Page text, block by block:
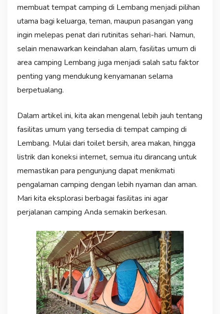
membuat tempat camping di Lembang menjadi pilihan
utama bagi keluarga, teman, maupun pasangan yang
ingin melepas penat dari rutinitas sehari-hari. Namun,
selain menawarkan keindahan alam, fasilitas umum di
area camping Lembang juga menjadi salah satu faktor
penting yang mendukung kenyamanan selama
berpetualang.
Dalam artikel ini, kita akan mengenal lebih jauh tentang
fasilitas umum yang tersedia di tempat camping di
Lembang. Mulai dari toilet bersih, area makan, hingga
listrik dan koneksi internet, semua itu dirancang untuk
memastikan para pengunjung dapat menikmati
pengalaman camping dengan lebih nyaman dan aman.
Mari kita eksplorasi berbagai fasilitas ini agar
perjalanan camping Anda semakin berkesan.